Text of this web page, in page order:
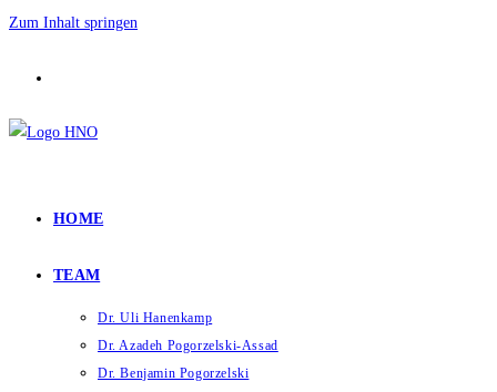
Zum Inhalt springen
HOME
TEAM
Dr. Uli Hanenkamp
Dr. Azadeh Pogorzelski-Assad
Dr. Benjamin Pogorzelski